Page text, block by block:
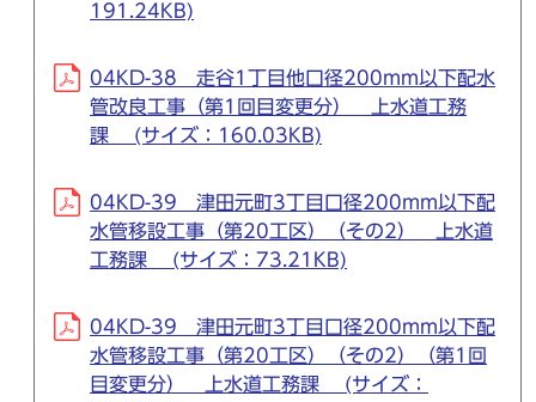
191.24KB)
04KD-38 走谷1丁目他口径200mm以下配水
管改良工事（第1回目変更分） 上水道工務
課 (サイズ：160.03KB)
04KD-39 津田元町3丁目口径200mm以下配
水管移設工事（第20工区）（その2） 上水道
工務課 (サイズ：73.21KB)
04KD-39 津田元町3丁目口径200mm以下配
水管移設工事（第20工区）（その2）（第1回
目変更分） 上水道工務課 (サイズ：